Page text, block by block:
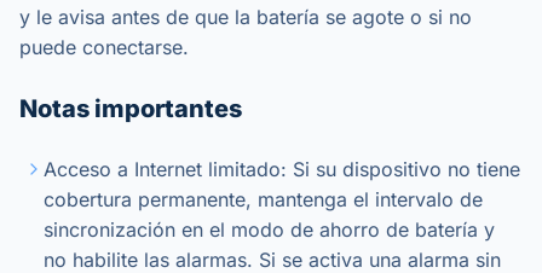
y le avisa antes de que la batería se agote o si no
puede conectarse.
Notas importantes
Acceso a Internet limitado: Si su dispositivo no tiene
cobertura permanente, mantenga el intervalo de
sincronización en el modo de ahorro de batería y
no habilite las alarmas. Si se activa una alarma sin